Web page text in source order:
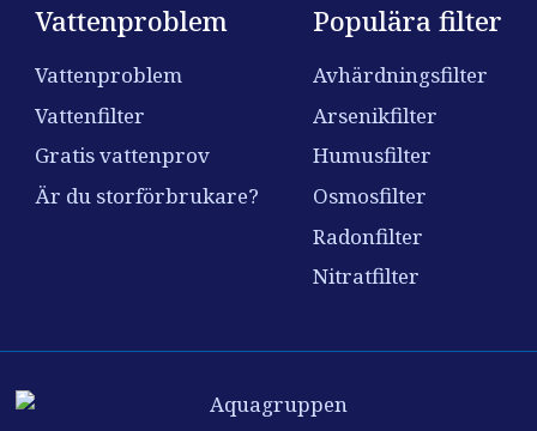
Vattenproblem
Vattenproblem
Vattenfilter
Gratis vattenprov
Är du storförbrukare?
Populära filter
Avhärdningsfilter
Arsenikfilter
Humusfilter
Osmosfilter
Radonfilter
Nitratfilter